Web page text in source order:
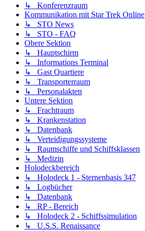
↳ Konferenzraum
Kommunikation mit Star Trek Online
↳ STO News
↳ STO - FAQ
Obere Sektion
↳ Hauptschirm
↳ Informations Terminal
↳ Gast Quartiere
↳ Transporterraum
↳ Personalakten
Untere Sektion
↳ Frachtraum
↳ Krankenstation
↳ Datenbank
↳ Verteidigungssysteme
↳ Raumschiffe und Schiffsklassen
↳ Medizin
Holodeckbereich
↳ Holodeck 1 - Sternenbasis 347
↳ Logbücher
↳ Datenbank
↳ RP - Bereich
↳ Holodeck 2 - Schiffssimulation
↳ U.S.S. Renaissance